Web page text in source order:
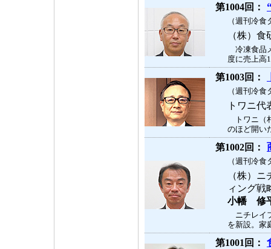
第1004回：
（週刊冷
（株）
冷凍食品
度に売上高
第1003回：
（週刊冷
トワニ
トワニ（
のほど開い
第1002回：
（週刊冷
（株）
ィング
小幡 修
ニチレイ
を新設。家
第1001回：